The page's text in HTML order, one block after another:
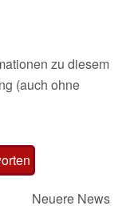
zu diesem
(auch ohne
Neuere News